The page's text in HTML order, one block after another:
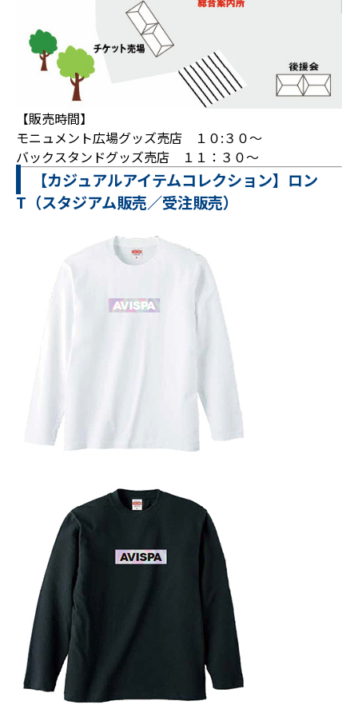
【販売時間】
モニュメント広場グッズ売店 １０:３０～
バックスタンドグッズ売店 １１：３０～
【カジュアルアイテムコレクション】ロン
T（スタジアム販売／受注販売）